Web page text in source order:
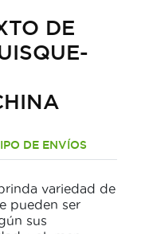
DE
DE ENVÍOS
variedad de
pueden ser
sus